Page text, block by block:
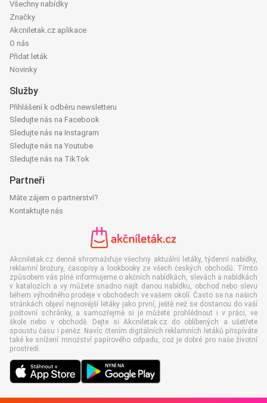
Všechny nabídky
Značky
Akcniletak.cz aplikace
O nás
Přidat leták
Novinky
Služby
Přihlášení k odběru newsletteru
Sledujte nás na Facebook
Sledujte nás na Instagram
Sledujte nás na Youtube
Sledujte nás na TikTok
Partneři
Máte zájem o partnerství?
Kontaktujte nás
Akcniletak.cz denně shromažďuje všechny aktuální letáky, týdenní nabídky,
reklamní brožury, časopisy a lookbooky ze všech českých obchodů. Tímto
způsobem vás plně informujeme o akčních nabídkách, slevách a nabídkách
v katalozích a vy můžete snadno najít danou nabídku, obchod nebo slevu
během výhodného prodeje v obchodech ve vašem okolí. Často se na našich
stránkách objeví nejnovější letáky jako první, ještě než se dostanou do vaší
poštovní schránky, a samozřejmě si je můžete prohlédnout i v práci, ve
škole nebo v obchodě. Dejte si Akcniletak.cz do oblíbených a ušetřete
spoustu času i peněz. Navíc čtením digitálních reklamních letáků přispíváte
také ke snížení množství papírového odpadu, což je dobré pro naše životní
prostředí.